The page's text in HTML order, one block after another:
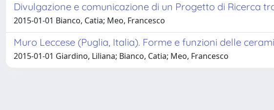
Divulgazione e comunicazione di un Progetto di Ricerca
2015-01-01 Bianco, Catia; Meo, Francesco
Muro Leccese (Puglia, Italia). Forme e funzioni delle
2015-01-01 Giardino, Liliana; Bianco, Catia; Meo, Francesco